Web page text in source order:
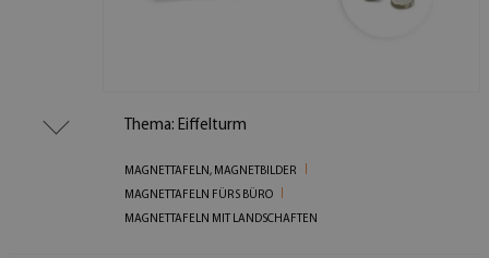
Thema: Eiffelturm
MAGNETTAFELN, MAGNETBILDER
MAGNETTAFELN FÜRS BÜRO
MAGNETTAFELN MIT LANDSCHAFTEN